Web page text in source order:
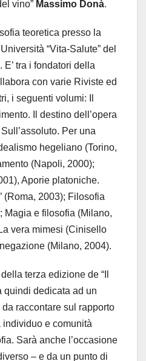
vino” Massimo Donà.
teoretica presso la
“Vita-Salute” del
tra i fondatori della
con varie Riviste ed
i seguenti volumi: Il
Il destino dell’opera
Per una
hegeliano (Torino,
(Napoli, 2000);
Aporie platoniche.
(Roma, 2003); Filosofia
Magia e filosofia (Milano,
vera mimesi (Cinisello
(Milano, 2004).
terza edizione de “Il
quindi dedicata ad un
raccontare sul rapporto
individuo e comunità
Sarà anche l’occasione
– e da un punto di